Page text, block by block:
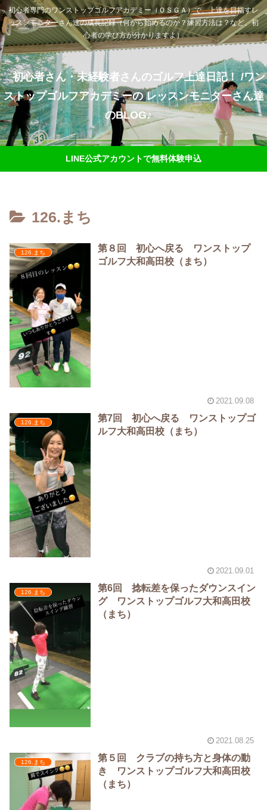
初心者専門のワンストップゴルフアカデミー（ＯＳＧＡ）で、上達を目指すレ
ッスンモニターさん達の成長記録（何から始めるのか？練習方法は？など、初
心者の学び方が分かりますよ）
初心者さん・未経験者さんのゴルフ上達日記！ /ワン
ストップゴルフアカデミーの レッスンモニターさん達
のBLOG♪
LINE公式アカウントで無料体験申込
126.まち
126.まち
第８回 初心へ戻る ワンストップ
ゴルフ大和高田校（まち）
2021.09.08
126.まち
第7回 初心へ戻る ワンストップゴ
ルフ大和高田校（まち）
2021.09.01
126.まち
第6回 捻転差を保ったダウンスイン
グ ワンストップゴルフ大和高田校
（まち）
2021.08.25
126.まち
第５回 クラブの持ち方と身体の動
き ワンストップゴルフ大和高田校
（まち）